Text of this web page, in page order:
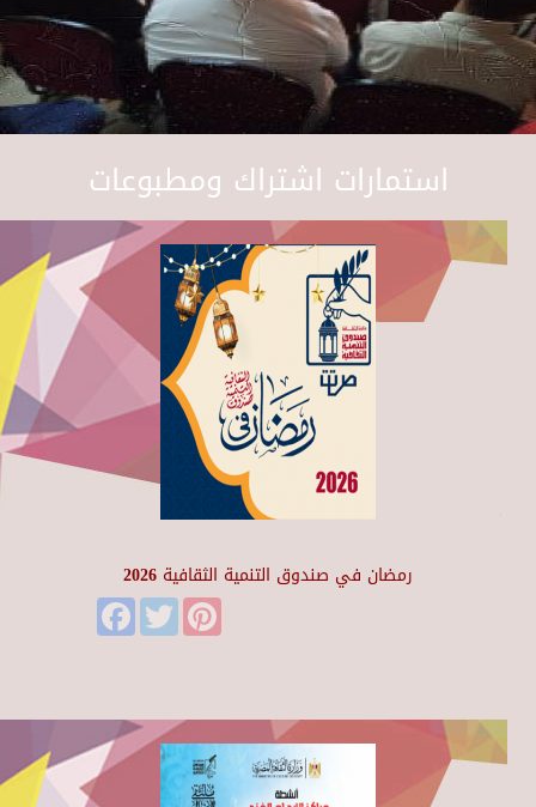
استمارات اشتراك ومطبوعات
رمضان في صندوق التنمية الثقافية 2026
FacebookTwitter